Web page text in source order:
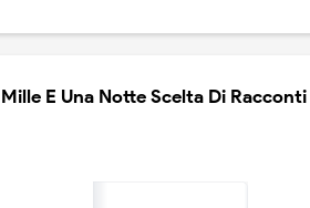
Mille E Una Notte Scelta Di Racconti